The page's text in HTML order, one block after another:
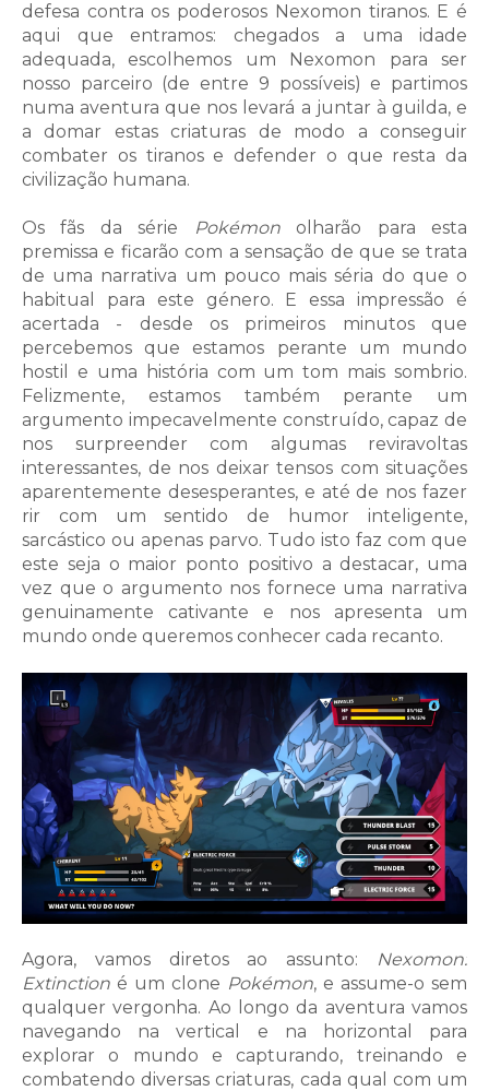
defesa contra os poderosos Nexomon tiranos. E é
aqui que entramos: chegados a uma idade
adequada, escolhemos um Nexomon para ser
nosso parceiro (de entre 9 possíveis) e partimos
numa aventura que nos levará a juntar à guilda, e
a domar estas criaturas de modo a conseguir
combater os tiranos e defender o que resta da
civilização humana.
Os fãs da série Pokémonolharão para esta
premissa e ficarão com a sensação de que se trata
de uma narrativa um pouco mais séria do que o
habitual para este género. E essa impressão é
acertada - desde os primeiros minutos que
percebemos que estamos perante um mundo
hostil e uma história com um tom mais sombrio.
Felizmente, estamos também perante um
argumento impecavelmente construído, capaz de
nos surpreender com algumas reviravoltas
interessantes, de nos deixar tensos com situações
aparentemente desesperantes, e até de nos fazer
rir com um sentido de humor inteligente,
sarcástico ou apenas parvo. Tudo isto faz com que
este seja o maior ponto positivo a destacar, uma
vez que o argumento nos fornece uma narrativa
genuinamente cativante e nos apresenta um
mundo onde queremos conhecer cada recanto.
Agora, vamos diretos ao assunto:
Nexomon:
Extinction é um clone Pokémon, e assume-o sem
qualquer vergonha. Ao longo da aventura vamos
navegando na vertical e na horizontal para
explorar o mundo e capturando, treinando e
combatendo diversas criaturas, cada qual com um